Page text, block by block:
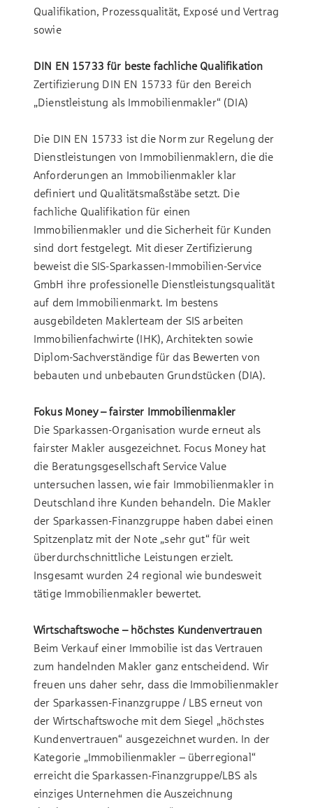
Qualifikation, Prozessqualität, Exposé und Vertrag
sowie
DIN EN 15733 für beste fachliche Qualifikation
Zertifizierung DIN EN 15733 für den Bereich
„Dienstleistung als Immobilienmakler“ (DIA)
Die DIN EN 15733 ist die Norm zur Regelung der
Dienstleistungen von Immobilienmaklern, die die
Anforderungen an Immobilienmakler klar
definiert und Qualitätsmaßstäbe setzt. Die
fachliche Qualifikation für einen
Immobilienmakler und die Sicherheit für Kunden
sind dort festgelegt. Mit dieser Zertifizierung
beweist die SIS-Sparkassen-Immobilien-Service
GmbH ihre professionelle Dienstleistungsqualität
auf dem Immobilienmarkt. Im bestens
ausgebildeten Maklerteam der SIS arbeiten
Immobilienfachwirte (IHK), Architekten sowie
Diplom-Sachverständige für das Bewerten von
bebauten und unbebauten Grundstücken (DIA).
Fokus Money – fairster Immobilienmakler
Die Sparkassen-Organisation wurde erneut als
fairster Makler ausgezeichnet. Focus Money hat
die Beratungsgesellschaft Service Value
untersuchen lassen, wie fair Immobilienmakler in
Deutschland ihre Kunden behandeln. Die Makler
der Sparkassen-Finanzgruppe haben dabei einen
Spitzenplatz mit der Note „sehr gut“ für weit
überdurchschnittliche Leistungen erzielt.
Insgesamt wurden 24 regional wie bundesweit
tätige Immobilienmakler bewertet.
Wirtschaftswoche – höchstes Kundenvertrauen
Beim Verkauf einer Immobilie ist das Vertrauen
zum handelnden Makler ganz entscheidend. Wir
freuen uns daher sehr, dass die Immobilienmakler
der Sparkassen-Finanzgruppe / LBS erneut von
der Wirtschaftswoche mit dem Siegel „höchstes
Kundenvertrauen“ ausgezeichnet wurden. In der
Kategorie „Immobilienmakler – überregional“
erreicht die Sparkassen-Finanzgruppe/LBS als
einziges Unternehmen die Auszeichnung